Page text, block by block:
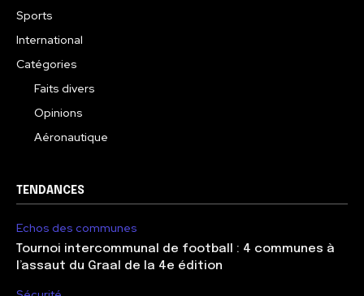
Sports
International
Catégories
Faits divers
Opinions
Aéronautique
TENDANCES
Echos des communes
Tournoi intercommunal de football : 4 communes à
l’assaut du Graal de la 4e édition